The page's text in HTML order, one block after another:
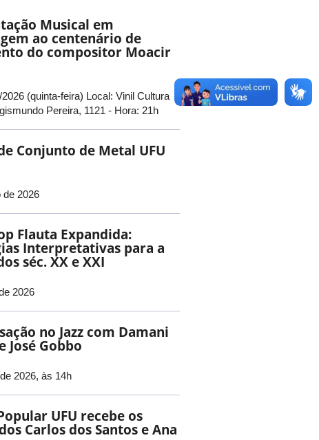
Musical em
ao centenário de
do compositor Moacir
(quinta-feira) Local: Vinil Cultura
Pereira, 1121 - Hora: 21h
Conjunto de Metal UFU
de 2026
Flauta Expandida:
Interpretativas para a
séc. XX e XXI
2026
no Jazz com Damani
José Gobbo
2026, às 14h
UFU recebe os
Carlos dos Santos e Ana